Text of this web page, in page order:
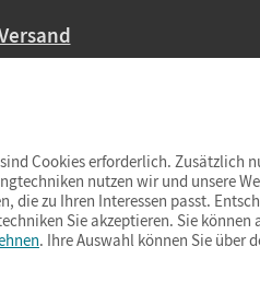
liefern wir
Tagen).
Cookies erforderlich. Zusätzlich
nutzen wir und unsere
die zu Ihren Interessen passt.
Sie akzeptieren. Sie
. Ihre Auswahl können Sie über